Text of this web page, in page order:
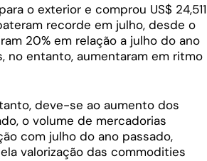
o exterior e comprou US$ 24,511
recorde em julho, desde o
20% em relação a julho do ano
no entanto, aumentaram em ritmo
deve-se ao aumento dos
o volume de mercadorias
com julho do ano passado,
valorização das commodities